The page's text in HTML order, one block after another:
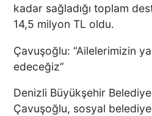
kadar sağladığı toplam
14,5 milyon TL oldu.
Çavuşoğlu: “Ailelerimizin
edeceğiz”
Denizli Büyükşehir
Çavuşoğlu, sosyal